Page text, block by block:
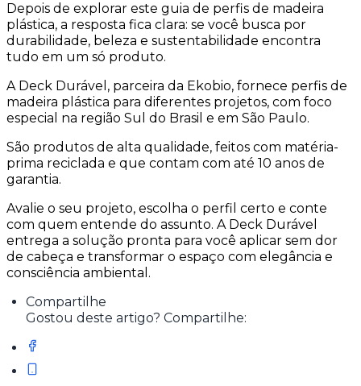
Depois de explorar este guia de perfis de madeira
plástica, a resposta fica clara: se você busca por
durabilidade, beleza e sustentabilidade encontra
tudo em um só produto.
A Deck Durável, parceira da Ekobio, fornece perfis de
madeira plástica para diferentes projetos, com foco
especial na região Sul do Brasil e em São Paulo.
São produtos de alta qualidade, feitos com matéria-
prima reciclada e que contam com até 10 anos de
garantia.
Avalie o seu projeto, escolha o perfil certo e conte
com quem entende do assunto. A Deck Durável
entrega a solução pronta para você aplicar sem dor
de cabeça e transformar o espaço com elegância e
consciência ambiental.
Compartilhe
Gostou deste artigo? Compartilhe: